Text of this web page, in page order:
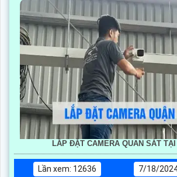
LẮP ĐẶT CAMERA QUAN SÁT TẠI
Lần xem: 12636
7/18/